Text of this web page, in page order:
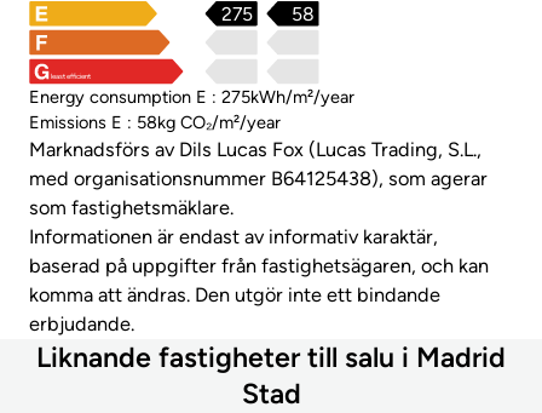
least efficient
58
275
Energy consumption E : 275kWh/m²/year
Emissions E : 58kg CO₂/m²/year
Marknadsförs av Dils Lucas Fox (Lucas Trading, S.L.,
med organisationsnummer B64125438), som agerar
som fastighetsmäklare.
Informationen är endast av informativ karaktär,
baserad på uppgifter från fastighetsägaren, och kan
komma att ändras. Den utgör inte ett bindande
erbjudande.
Liknande fastigheter till salu i Madrid
Stad